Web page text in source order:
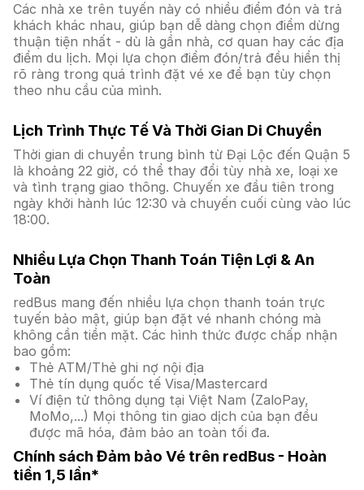
Các nhà xe trên tuyến này có nhiều điểm đón và trả
khách khác nhau, giúp bạn dễ dàng chọn điểm dừng
thuận tiện nhất - dù là gần nhà, cơ quan hay các địa
điểm du lịch. Mọi lựa chọn điểm đón/trả đều hiển thị
rõ ràng trong quá trình đặt vé xe để bạn tùy chọn
theo nhu cầu của mình.
Lịch Trình Thực Tế Và Thời Gian Di Chuyển
Thời gian di chuyển trung bình từ Đại Lộc đến Quận 5
là khoảng 22 giờ, có thể thay đổi tùy nhà xe, loại xe
và tình trạng giao thông. Chuyến xe đầu tiên trong
ngày khởi hành lúc 12:30 và chuyến cuối cùng vào lúc
18:00.
Nhiều Lựa Chọn Thanh Toán Tiện Lợi & An
Toàn
redBus mang đến nhiều lựa chọn thanh toán trực
tuyến bảo mật, giúp bạn đặt vé nhanh chóng mà
không cần tiền mặt. Các hình thức được chấp nhận
bao gồm:
Thẻ ATM/Thẻ ghi nợ nội địa
Thẻ tín dụng quốc tế Visa/Mastercard
Ví điện tử thông dụng tại Việt Nam (ZaloPay,
MoMo,...) Mọi thông tin giao dịch của bạn đều
được mã hóa, đảm bảo an toàn tối đa.
Chính sách Đảm bảo Vé trên redBus - Hoàn
tiền 1,5 lần*